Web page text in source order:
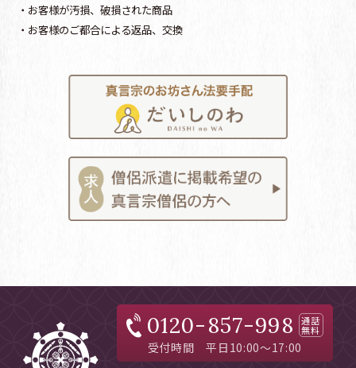
・お客様が汚損、破損された商品
・お客様のご都合による返品、交換
0120-857-998 通話
無料
受付時間 平日10:00～17:00